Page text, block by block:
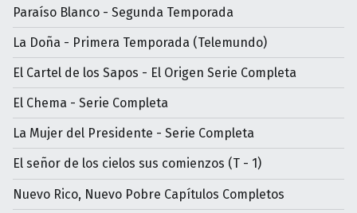
Paraíso Blanco - Segunda Temporada
La Doña - Primera Temporada (Telemundo)
El Cartel de los Sapos - El Origen Serie Completa
El Chema - Serie Completa
La Mujer del Presidente - Serie Completa
El señor de los cielos sus comienzos (T - 1)
Nuevo Rico, Nuevo Pobre Capítulos Completos